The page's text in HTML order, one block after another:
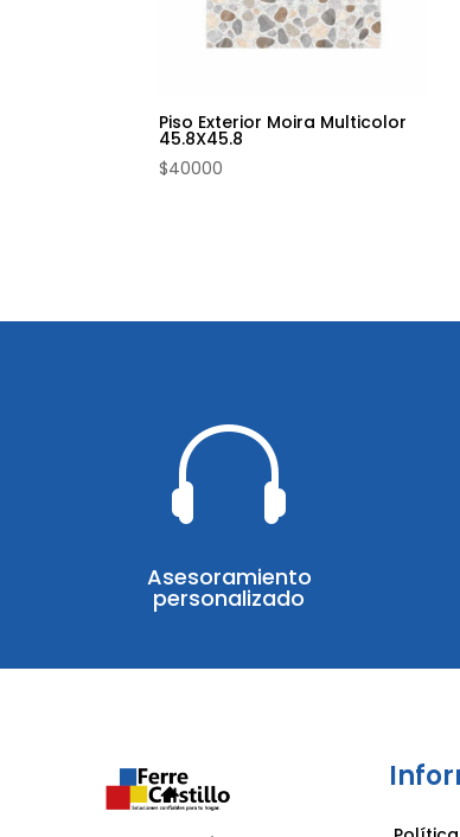
Piso Exterior Moira Multicolor
45.8X45.8
$40000

Asesoramiento
personalizado